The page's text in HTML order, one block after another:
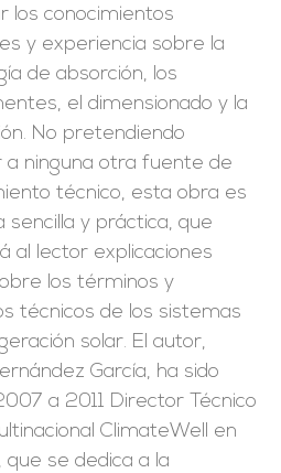
los conocimientos
y experiencia sobre la
de absorción, los
el dimensionado y la
No pretendiendo
a ninguna otra fuente de
técnico, esta obra es
sencilla y práctica, que
al lector explicaciones
los términos y
técnicos de los sistemas
solar. El autor,
García, ha sido
a 2011 Director Técnico
ClimateWell en
que se dedica a la